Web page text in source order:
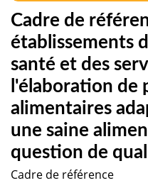
Cadre de
établissements
santé et des
l'élaboration de
alimentaires
une saine
question de
Cadre de référence